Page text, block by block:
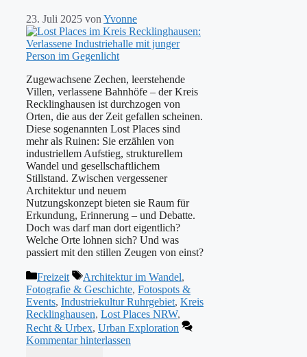
23. Juli 2025 von Yvonne
Zugewachsene Zechen, leerstehende
Villen, verlassene Bahnhöfe – der Kreis
Recklinghausen ist durchzogen von
Orten, die aus der Zeit gefallen scheinen.
Diese sogenannten Lost Places sind
mehr als Ruinen: Sie erzählen von
industriellem Aufstieg, strukturellem
Wandel und gesellschaftlichem
Stillstand. Zwischen vergessener
Architektur und neuem
Nutzungskonzept bieten sie Raum für
Erkundung, Erinnerung – und Debatte.
Doch was darf man dort eigentlich?
Welche Orte lohnen sich? Und was
passiert mit den stillen Zeugen von einst?
Kategorien
Freizeit Schlagwörter
Architektur im Wandel,
Fotografie & Geschichte, Fotospots &
Events, Industriekultur Ruhrgebiet, Kreis
Recklinghausen, Lost Places NRW,
Recht & Urbex, Urban Exploration
Kommentar hinterlassen